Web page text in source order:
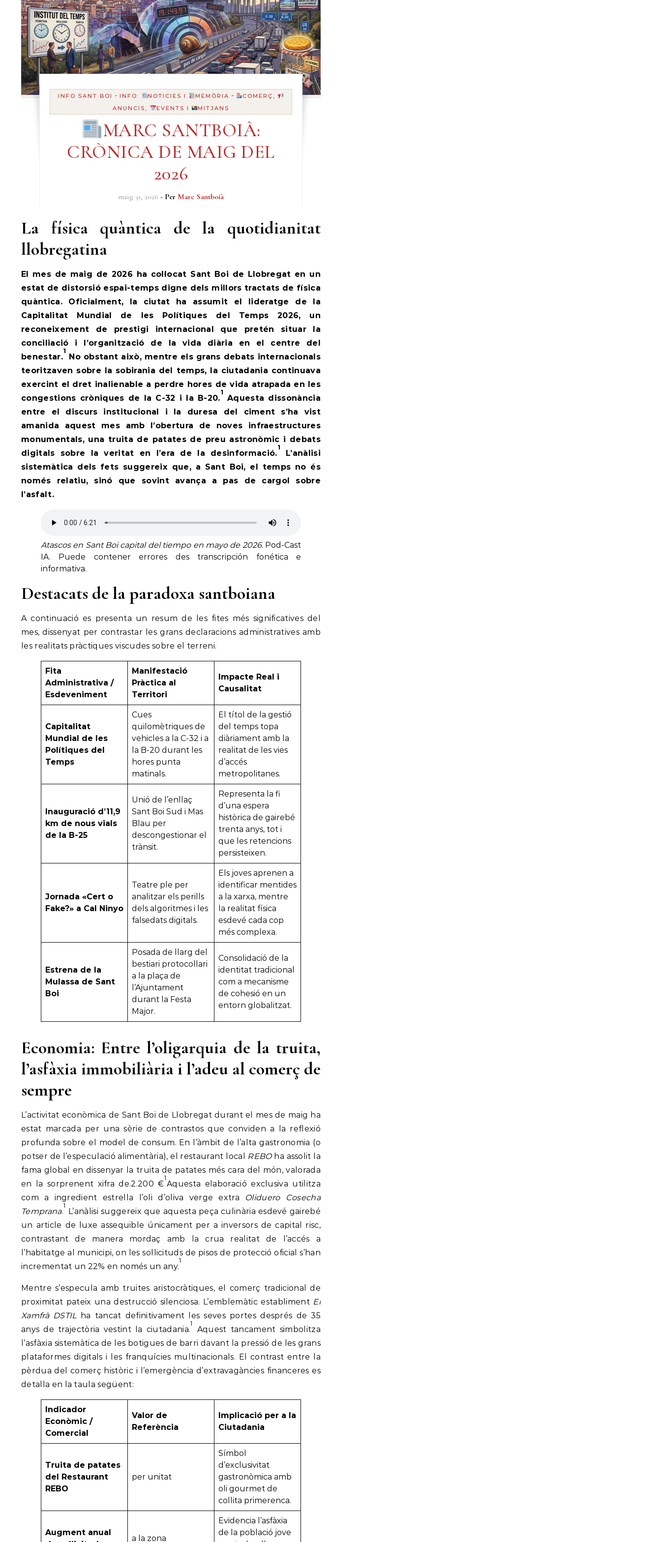
INFO SANT BOI - INFO: NOTICIES I MEMÒRIA -
COMERÇ,
ANUNCIS,
EVENTS I MITJANS
MARC SANTBOIÀ:
CRÒNICA DE MAIG DEL
2026
maig 31, 2026 - Per Marc Santboià
La física quàntica de la quotidianitat
llobregatina
El mes de maig de 2026 ha col·locat Sant Boi de Llobregat en un
estat de distorsió espai-temps digne dels millors tractats de física
quàntica. Oficialment, la ciutat ha assumit el lideratge de la
Capitalitat Mundial de les Polítiques del Temps 2026, un
reconeixement de prestigi internacional que pretén situar la
conciliació i l’organització de la vida diària en el centre del
benestar.
1
No obstant això, mentre els grans debats internacionals
teoritzaven sobre la sobirania del temps, la ciutadania continuava
exercint el dret inalienable a perdre hores de vida atrapada en les
congestions cròniques de la C-32 i la B-20.
1
Aquesta dissonància
entre el discurs institucional i la duresa del ciment s’ha vist
amanida aquest mes amb l’obertura de noves infraestructures
monumentals, una truita de patates de preu astronòmic i debats
digitals sobre la veritat en l’era de la desinformació.
1
L’anàlisi
sistemàtica dels fets suggereix que, a Sant Boi, el temps no és
només relatiu, sinó que sovint avança a pas de cargol sobre
l’asfalt.
Atascos en Sant Boi capital del tiempo en mayo de 2026. Pod-Cast
IA. Puede contener errores des transcripción fonética e
informativa.
Destacats de la paradoxa santboiana
A continuació es presenta un resum de les fites més significatives del
mes, dissenyat per contrastar les grans declaracions administratives amb
les realitats pràctiques viscudes sobre el terreni.
Fita
Administrativa /
Esdeveniment
Manifestació
Pràctica al
Territori
Impacte Real i
Causalitat
Capitalitat
Mundial de les
Polítiques del
Temps
Cues
quilomètriques de
vehicles a la C-32 i a
la B-20 durant les
hores punta
matinals.
El títol de la gestió
del temps topa
diàriament amb la
realitat de les vies
d’accés
metropolitanes.
Inauguració d’11,9
km de nous vials
de la B-25
Unió de l’enllaç
Sant Boi Sud i Mas
Blau per
descongestionar el
trànsit.
Representa la fi
d’una espera
històrica de gairebé
trenta anys, tot i
que les retencions
persisteixen.
Jornada «Cert o
Fake?» a Cal Ninyo
Teatre ple per
analitzar els perills
dels algoritmes i les
falsedats digitals.
Els joves aprenen a
identificar mentides
a la xarxa, mentre
la realitat física
esdevé cada cop
més complexa.
Estrena de la
Mulassa de Sant
Boi
Posada de llarg del
bestiari protocol·lari
a la plaça de
l’Ajuntament
durant la Festa
Major.
Consolidació de la
identitat tradicional
com a mecanisme
de cohesió en un
entorn globalitzat.
Economia: Entre l’oligarquia de la truita,
l’asfàxia immobiliària i l’adeu al comerç de
sempre
L’activitat econòmica de Sant Boi de Llobregat durant el mes de maig ha
estat marcada per una sèrie de contrastos que conviden a la reflexió
profunda sobre el model de consum. En l’àmbit de l’alta gastronomia (o
potser de l’especulació alimentària), el restaurant local REBOha assolit la
fama global en dissenyar la truita de patates més cara del món, valorada
en la sorprenent xifra de.2.200 €
1
Aquesta elaboració exclusiva utilitza
com a ingredient estrella l’oli d’oliva verge extra
Oliduero Cosecha
Temprana.
1
L’anàlisi suggereix que aquesta peça culinària esdevé gairebé
un article de luxe assequible únicament per a inversors de capital risc,
contrastant de manera mordaç amb la crua realitat de l’accés a
l’habitatge al municipi, on les sol·licituds de pisos de protecció oficial s’han
incrementat un 22% en només un any.
1
Mentre s’especula amb truites aristocràtiques, el comerç tradicional de
proximitat pateix una destrucció silenciosa. L’emblemàtic establiment El
Xamfrà DSTILha tancat definitivament les seves portes després de 35
anys de trajectòria vestint la ciutadania.
1
Aquest tancament simbolitza
l’asfàxia sistemàtica de les botigues de barri davant la pressió de les grans
plataformes digitals i les franquícies multinacionals. El contrast entre la
pèrdua del comerç històric i l’emergència d’extravagàncies financeres es
detalla en la taula següent:
Indicador
Econòmic /
Comercial
Valor de
Referència
Implicació per a la
Ciutadania
Truita de patates
del Restaurant
REBO
per unitat
Símbol
d’exclusivitat
gastronòmica amb
oli gourmet de
collita primerenca.
Augment anual
a la zona
Evidencia l’asfàxia
de la població jove